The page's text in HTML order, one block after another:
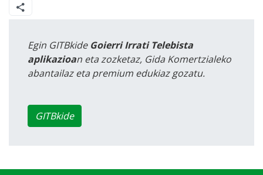
Egin GITBkide Goierri Irrati Telebista
aplikazioan eta zozketaz, Gida Komertzialeko
abantailaz eta premium edukiaz gozatu.
GITBkide